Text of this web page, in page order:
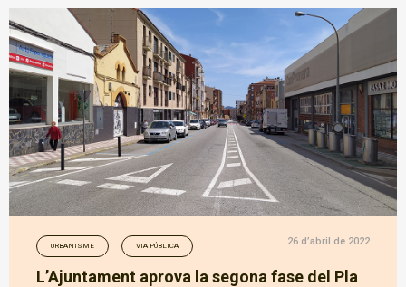
URBANISME VIA PÚBLICA 26 d’abril de 2022
L’Ajuntament aprova la segona fase del Pla